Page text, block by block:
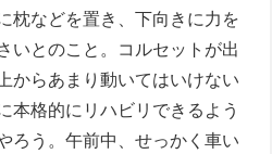
枕などを置き、下向きに力を
いとのこと。コルセットが出
からあまり動いてはいけない
本格的にリハビリできるよう
ろう。午前中、せっかく車い